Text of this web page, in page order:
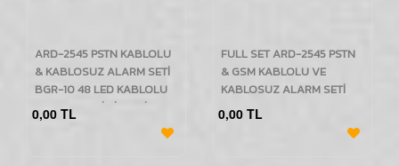
ARD-2545 PSTN KABLOLU
& KABLOSUZ ALARM SETİ
BGR-10 48 LED KABLOLU
KIRMIZI/MAVİ SİRENLİ
0,00 TL
FULL SET ARD-2545 PSTN
& GSM KABLOLU VE
KABLOSUZ ALARM SETİ
KABLOLU BGR-10 48 LED
KIRMIZI/MAVİ SİRENLİ
0,00 TL